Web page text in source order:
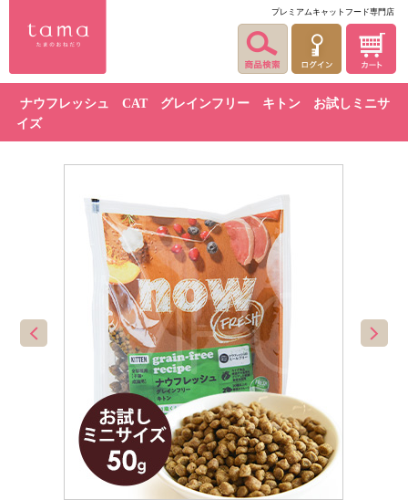
プレミアムキャットフード専門店
ナウフレッシュ CAT グレインフリー キトン お試しミニサ
イズ